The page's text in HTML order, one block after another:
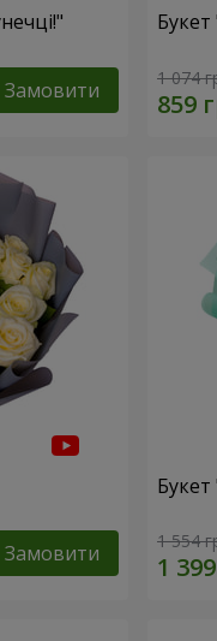
Замовити
Букет
1 074
Замовити 1 554